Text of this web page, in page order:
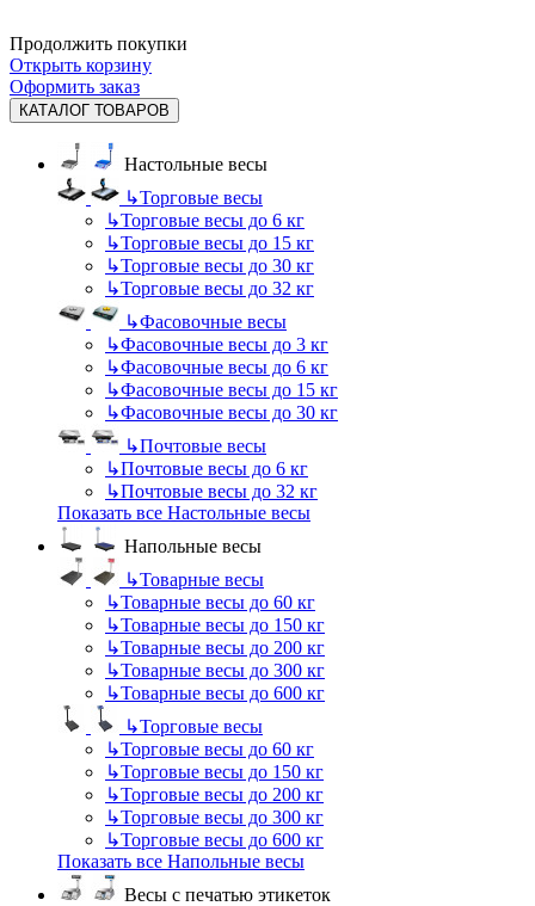
Продолжить покупки
Открыть корзину
Оформить заказ
КАТАЛОГ ТОВАРОВ
Настольные весы
↳Торговые весы
↳Торговые весы до 6 кг
↳Торговые весы до 15 кг
↳Торговые весы до 30 кг
↳Торговые весы до 32 кг
↳Фасовочные весы
↳Фасовочные весы до 3 кг
↳Фасовочные весы до 6 кг
↳Фасовочные весы до 15 кг
↳Фасовочные весы до 30 кг
↳Почтовые весы
↳Почтовые весы до 6 кг
↳Почтовые весы до 32 кг
Показать все Настольные весы
Напольные весы
↳Товарные весы
↳Товарные весы до 60 кг
↳Товарные весы до 150 кг
↳Товарные весы до 200 кг
↳Товарные весы до 300 кг
↳Товарные весы до 600 кг
↳Торговые весы
↳Торговые весы до 60 кг
↳Торговые весы до 150 кг
↳Торговые весы до 200 кг
↳Торговые весы до 300 кг
↳Торговые весы до 600 кг
Показать все Напольные весы
Весы с печатью этикеток